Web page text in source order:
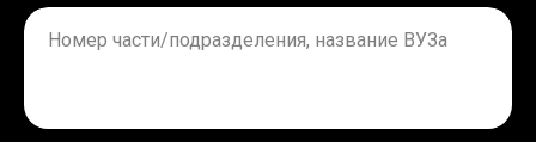
Номер части/подразделения, название ВУЗа